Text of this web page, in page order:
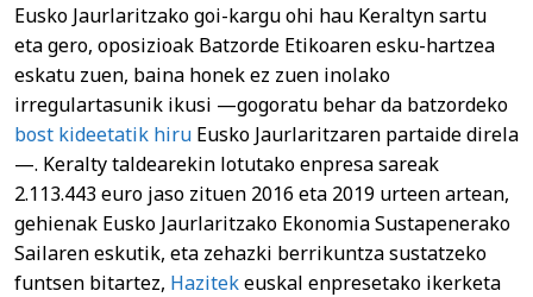
Eusko Jaurlaritzako goi-kargu ohi hau Keraltyn sartu
eta gero, oposizioak Batzorde Etikoaren esku-hartzea
eskatu zuen, baina honek ez zuen inolako
irregulartasunik ikusi —gogoratu behar da batzordeko
bost kideetatik hiru Eusko Jaurlaritzaren partaide direla
—. Keralty taldearekin lotutako enpresa sareak
2.113.443 euro jaso zituen 2016 eta 2019 urteen artean,
gehienak Eusko Jaurlaritzako Ekonomia Sustapenerako
Sailaren eskutik, eta zehazki berrikuntza sustatzeko
funtsen bitartez, Hazitekeuskal enpresetako ikerketa